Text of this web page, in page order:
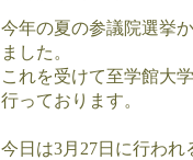
今年の夏の参議院選挙
ました。
これを受けて至学館大
行っております。
今日は3月27日に行わ